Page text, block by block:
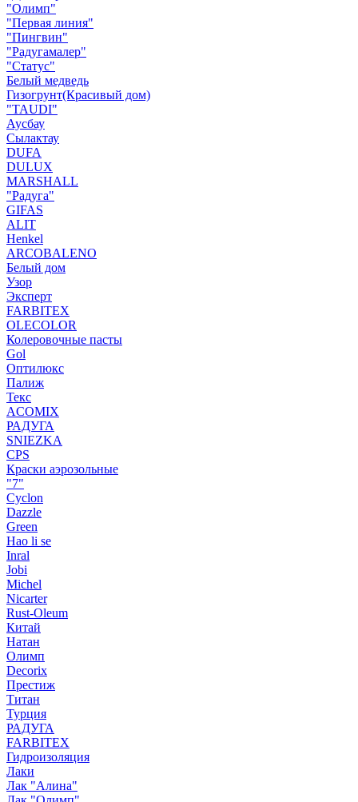
"Олимп"
"Первая линия"
"Пингвин"
"Радугамалер"
"Статус"
Белый медведь
Гизогрунт(Красивый дом)
"TAUDI"
Аусбау
Сылактау
DUFA
DULUX
MARSHALL
"Радуга"
GIFAS
ALIT
Henkel
ARCOBALENO
Белый дом
Узор
Эксперт
FARBITEX
OLECOLOR
Колеровочные пасты
Gol
Оптилюкс
Палиж
Текс
ACOMIX
РАДУГА
SNIEZKA
CPS
Краски аэрозольные
"7"
Cyclon
Dazzle
Green
Hao li se
Inral
Jobi
Michel
Nicarter
Rust-Oleum
Китай
Натан
Олимп
Decorix
Престиж
Титан
Турция
РАДУГА
FARBITEX
Гидроизоляция
Лаки
Лак "Алина"